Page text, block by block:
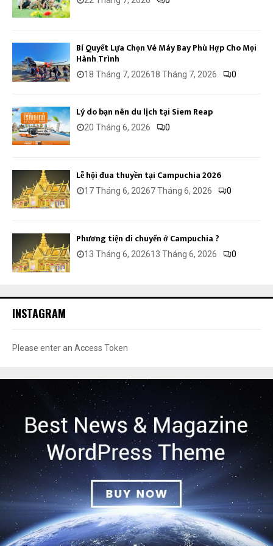
Bí Quyết Lựa Chọn Vé Máy Bay Phù Hợp Cho Mọi
Hành Trình
18 Tháng 7, 202618 Tháng 7, 2026 0
Lý do bạn nên du lịch tại Siem Reap
20 Tháng 6, 2026 0
Lễ hội đua thuyền tại Campuchia 2026
17 Tháng 6, 20267 Tháng 6, 2026 0
Phương tiện di chuyển ở Campuchia ?
13 Tháng 6, 202613 Tháng 6, 2026 0
INSTAGRAM
Please enter an Access Token